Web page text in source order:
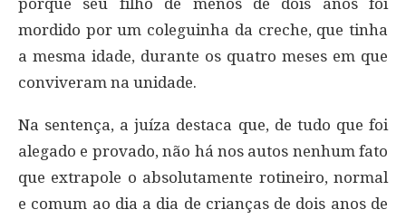
mordido por um coleguinha da creche, que tinha
a mesma idade, durante os quatro meses em que
conviveram na unidade.
Na sentença, a juíza destaca que, de tudo que foi
alegado e provado, não há nos autos nenhum fato
que extrapole o absolutamente rotineiro, normal
e comum ao dia a dia de crianças de dois anos de